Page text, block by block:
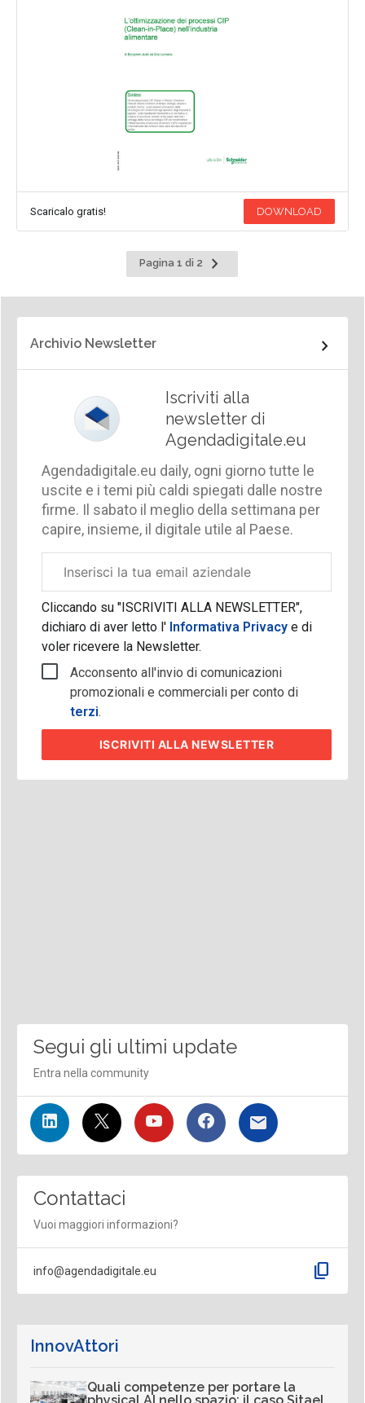
Scaricalo gratis! DOWNLOAD
Pagina 1 di 2
Pagina
successiva
Archivio Newsletter
Iscriviti alla
newsletter di
Agendadigitale.eu
Agendadigitale.eu daily, ogni giorno tutte le
uscite e i temi più caldi spiegati dalle nostre
firme. Il sabato il meglio della settimana per
capire, insieme, il digitale utile al Paese.
aziendale
Cliccando su "ISCRIVITI ALLA NEWSLETTER",
dichiaro di aver letto l'Informativa Privacy e di
voler ricevere la Newsletter.
Acconsento all'invio di comunicazioni
promozionali e commerciali per conto di
terzi.
ISCRIVITI ALLA NEWSLETTER
Segui gli ultimi update
Entra nella community
Contattaci
Vuoi maggiori informazioni?
info@agendadigitale.eu content_copy
InnovAttori
Quali competenze per portare la